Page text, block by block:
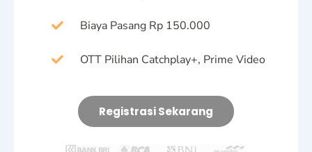
Biaya Pasang Rp 150.000
OTT Pilihan Catchplay+, Prime Video
Registrasi Sekarang